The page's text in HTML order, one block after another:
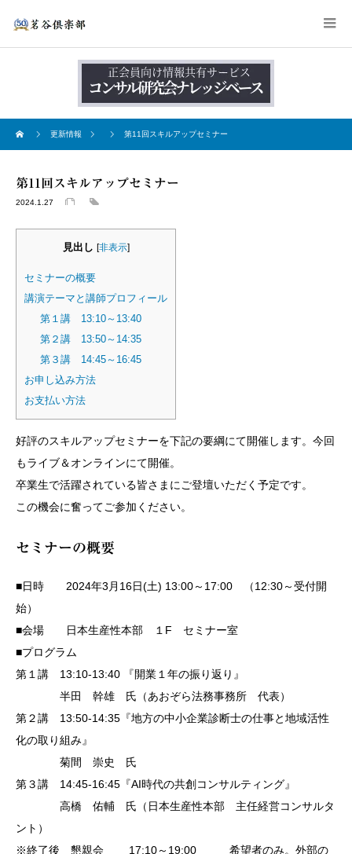
更新情報 第11回スキルアップセミナー
第11回スキルアップセミナー
2024.1.27
見出し [非表示]
セミナーの概要
講演テーマと講師プロフィール
第１講 13:10～13:40
第２講 13:50～14:35
第３講 14:45～16:45
お申し込み方法
お支払い方法
好評のスキルアップセミナーを下記の要綱にて開催します。今回
もライブ＆オンラインにて開催。
卒業生で活躍されている皆さまにご登壇いただく予定です。
この機会に奮ってご参加ください。
セミナーの概要
■日時 2024年3月16日(土) 13:00～17:00 （12:30～受付開
始）
■会場 日本生産性本部 １F セミナー室
■プログラム
第１講 13:10-13:40 『開業１年の振り返り』
半田 幹雄 氏（あおぞら法務事務所 代表）
第２講 13:50-14:35『地方の中小企業診断士の仕事と地域活性
化の取り組み』
菊間 崇史 氏
第３講 14:45-16:45『AI時代の共創コンサルティング』
高橋 佑輔 氏（日本生産性本部 主任経営コンサルタ
ント）
※終了後 懇親会 17:10～19:00 希望者のみ。外部の